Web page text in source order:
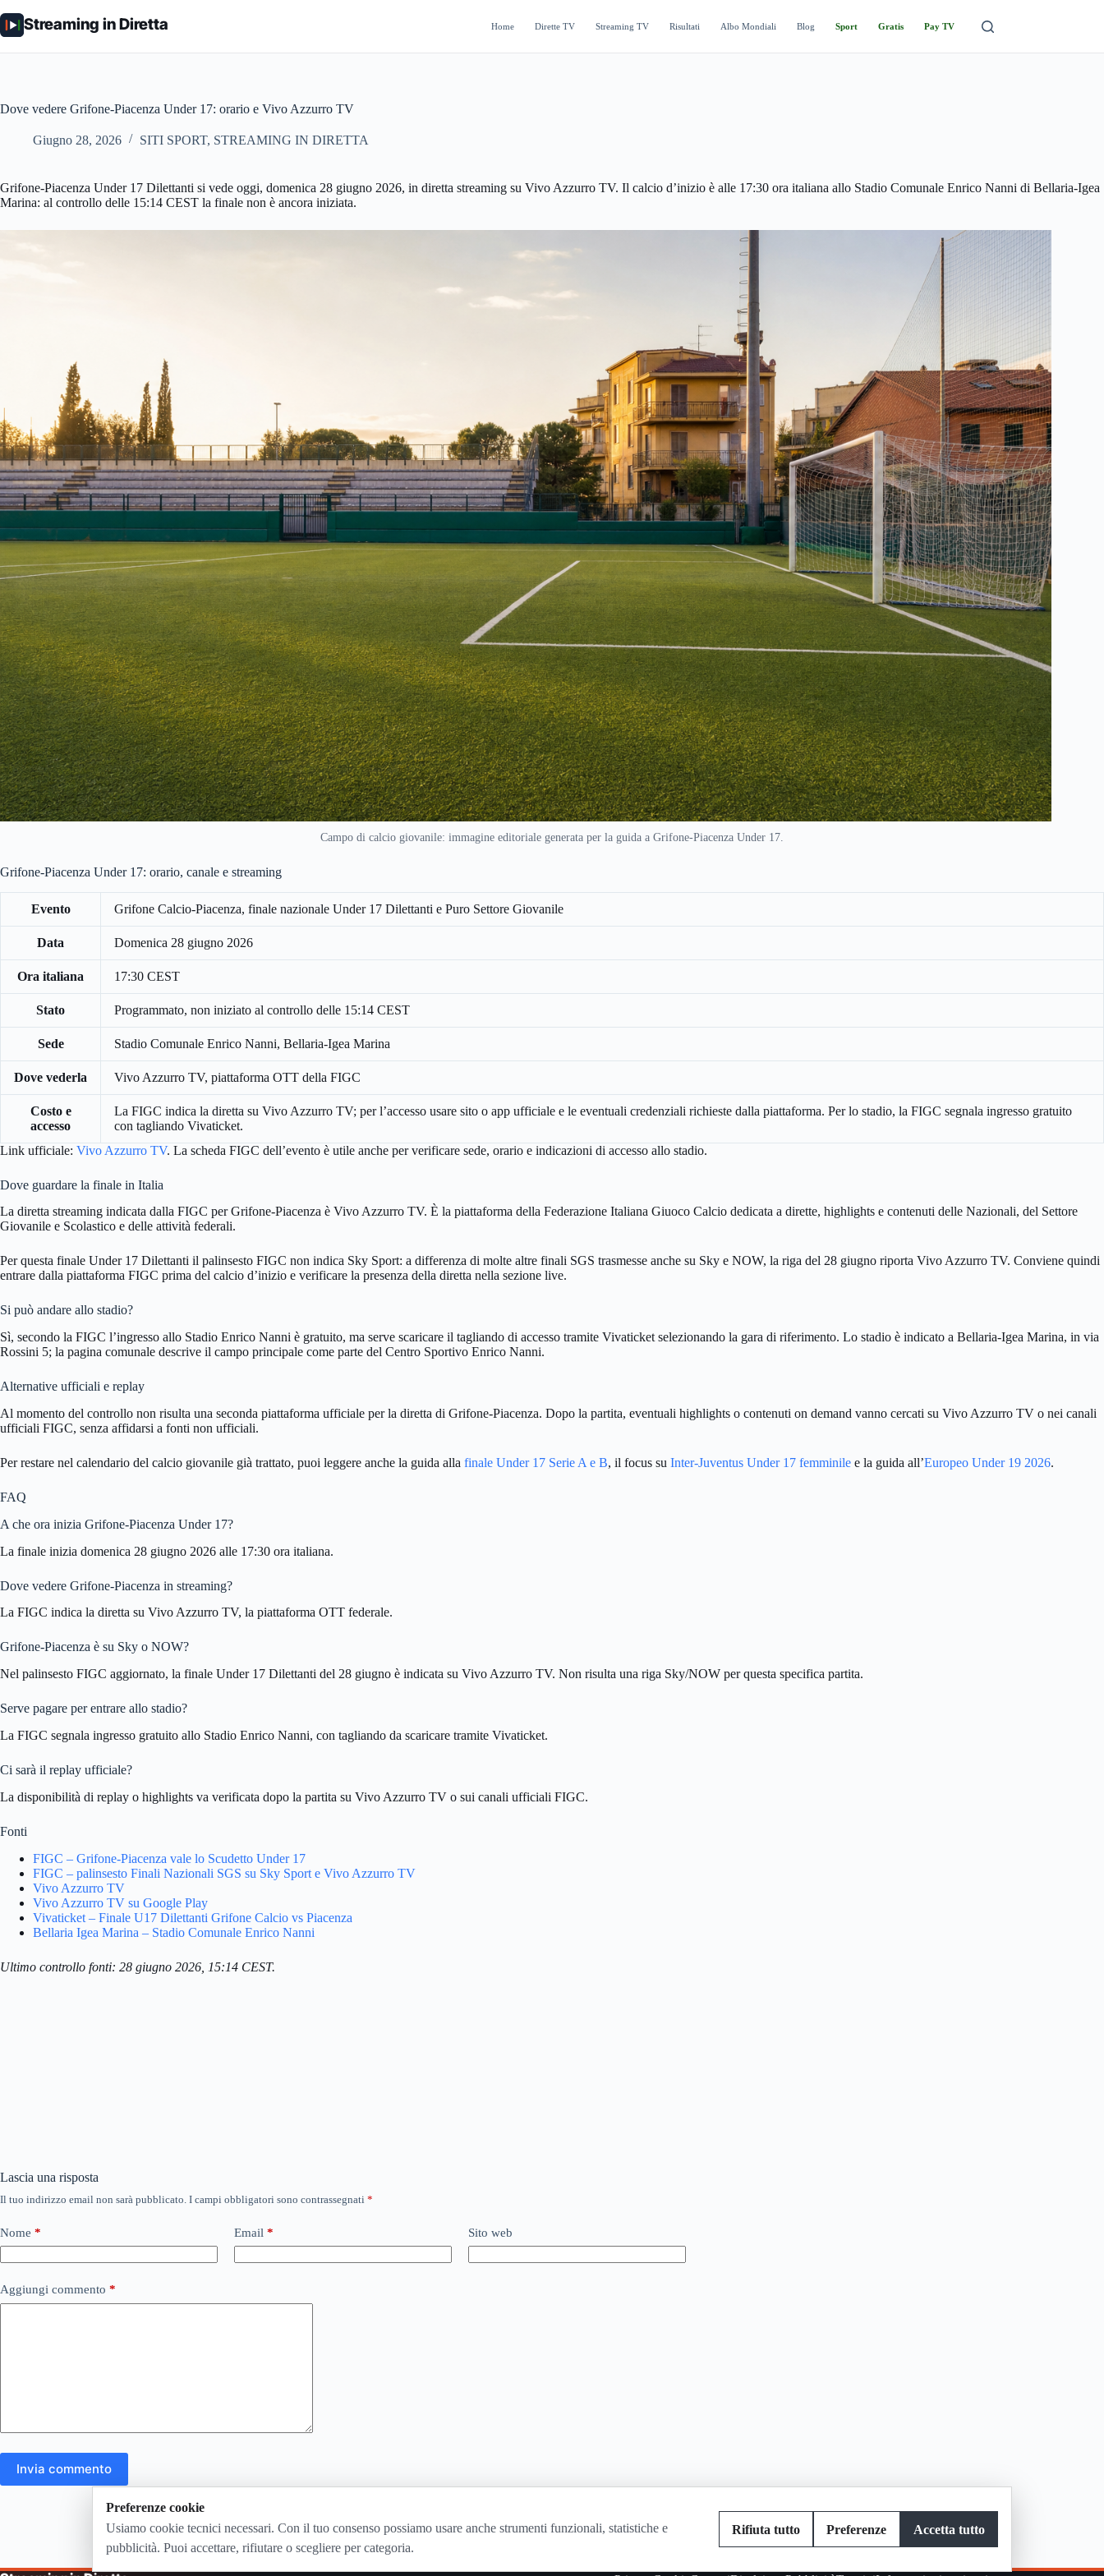
al
contenuto
Streaming in Diretta Home Dirette TV Streaming TV Risultati Albo Mondiali Blog Sport Gratis Pay TV
Dove vedere Grifone-Piacenza Under 17: orario e Vivo Azzurro TV
Giugno 28, 2026 SITI SPORT, STREAMING IN DIRETTA
Grifone-Piacenza Under 17 Dilettanti si vede oggi, domenica 28 giugno 2026, in diretta streaming su Vivo Azzurro TV. Il calcio d’inizio è alle 17:30 ora italiana allo Stadio Comunale Enrico Nanni di Bellaria-Igea
Marina: al controllo delle 15:14 CEST la finale non è ancora iniziata.
Campo di calcio giovanile: immagine editoriale generata per la guida a Grifone-Piacenza Under 17.
Grifone-Piacenza Under 17: orario, canale e streaming
Evento Grifone Calcio-Piacenza, finale nazionale Under 17 Dilettanti e Puro Settore Giovanile
Data Domenica 28 giugno 2026
Ora italiana 17:30 CEST
Stato Programmato, non iniziato al controllo delle 15:14 CEST
Sede Stadio Comunale Enrico Nanni, Bellaria-Igea Marina
Dove vederla Vivo Azzurro TV, piattaforma OTT della FIGC
Costo e
accesso
La FIGC indica la diretta su Vivo Azzurro TV; per l’accesso usare sito o app ufficiale e le eventuali credenziali richieste dalla piattaforma. Per lo stadio, la FIGC segnala ingresso gratuito
con tagliando Vivaticket.
Link ufficiale: Vivo Azzurro TV. La scheda FIGC dell’evento è utile anche per verificare sede, orario e indicazioni di accesso allo stadio.
Dove guardare la finale in Italia
La diretta streaming indicata dalla FIGC per Grifone-Piacenza è Vivo Azzurro TV. È la piattaforma della Federazione Italiana Giuoco Calcio dedicata a dirette, highlights e contenuti delle Nazionali, del Settore
Giovanile e Scolastico e delle attività federali.
Per questa finale Under 17 Dilettanti il palinsesto FIGC non indica Sky Sport: a differenza di molte altre finali SGS trasmesse anche su Sky e NOW, la riga del 28 giugno riporta Vivo Azzurro TV. Conviene quindi
entrare dalla piattaforma FIGC prima del calcio d’inizio e verificare la presenza della diretta nella sezione live.
Si può andare allo stadio?
Sì, secondo la FIGC l’ingresso allo Stadio Enrico Nanni è gratuito, ma serve scaricare il tagliando di accesso tramite Vivaticket selezionando la gara di riferimento. Lo stadio è indicato a Bellaria-Igea Marina, in via
Rossini 5; la pagina comunale descrive il campo principale come parte del Centro Sportivo Enrico Nanni.
Alternative ufficiali e replay
Al momento del controllo non risulta una seconda piattaforma ufficiale per la diretta di Grifone-Piacenza. Dopo la partita, eventuali highlights o contenuti on demand vanno cercati su Vivo Azzurro TV o nei canali
ufficiali FIGC, senza affidarsi a fonti non ufficiali.
Per restare nel calendario del calcio giovanile già trattato, puoi leggere anche la guida alla finale Under 17 Serie A e B, il focus su Inter-Juventus Under 17 femminile e la guida all’Europeo Under 19 2026.
FAQ
A che ora inizia Grifone-Piacenza Under 17?
La finale inizia domenica 28 giugno 2026 alle 17:30 ora italiana.
Dove vedere Grifone-Piacenza in streaming?
La FIGC indica la diretta su Vivo Azzurro TV, la piattaforma OTT federale.
Grifone-Piacenza è su Sky o NOW?
Nel palinsesto FIGC aggiornato, la finale Under 17 Dilettanti del 28 giugno è indicata su Vivo Azzurro TV. Non risulta una riga Sky/NOW per questa specifica partita.
Serve pagare per entrare allo stadio?
La FIGC segnala ingresso gratuito allo Stadio Enrico Nanni, con tagliando da scaricare tramite Vivaticket.
Ci sarà il replay ufficiale?
La disponibilità di replay o highlights va verificata dopo la partita su Vivo Azzurro TV o sui canali ufficiali FIGC.
Fonti
FIGC – Grifone-Piacenza vale lo Scudetto Under 17
FIGC – palinsesto Finali Nazionali SGS su Sky Sport e Vivo Azzurro TV
Vivo Azzurro TV
Vivo Azzurro TV su Google Play
Vivaticket – Finale U17 Dilettanti Grifone Calcio vs Piacenza
Bellaria Igea Marina – Stadio Comunale Enrico Nanni
Ultimo controllo fonti: 28 giugno 2026, 15:14 CEST.
Lascia una risposta
Il tuo indirizzo email non sarà pubblicato. I campi obbligatori sono contrassegnati *
Nome * Email * Sito web
Aggiungi commento *
Invia commento
Preferenze cookie
Usiamo cookie tecnici necessari. Con il tuo consenso possiamo usare anche strumenti funzionali, statistiche e
pubblicità. Puoi accettare, rifiutare o scegliere per categoria.
Rifiuta tutto Preferenze Accetta tutto